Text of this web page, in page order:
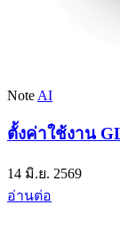
Note AI
ตั้งค่าใช้งาน
14 มิ.ย. 2569
อ่านต่อ